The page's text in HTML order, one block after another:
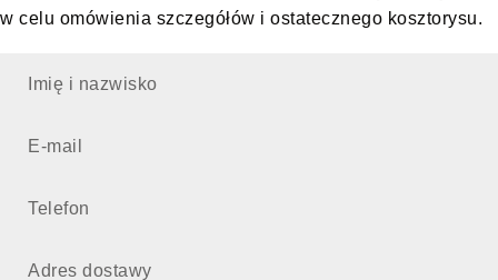
w celu omówienia szczegółów i ostatecznego kosztorysu.